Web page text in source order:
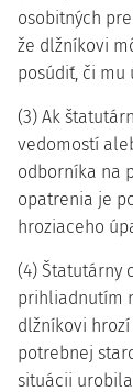
osobitných
že dlžníkovi
posúdiť, či mu
(3) Ak
vedomostí
odborníka na
opatrenia je
hroziaceho
(4) Štatutárny
prihliadnutím
dlžníkovi
potrebnej
situácii